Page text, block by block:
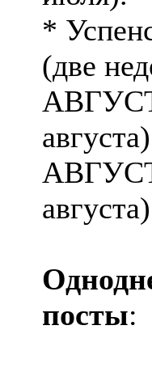
*
(две
посты: